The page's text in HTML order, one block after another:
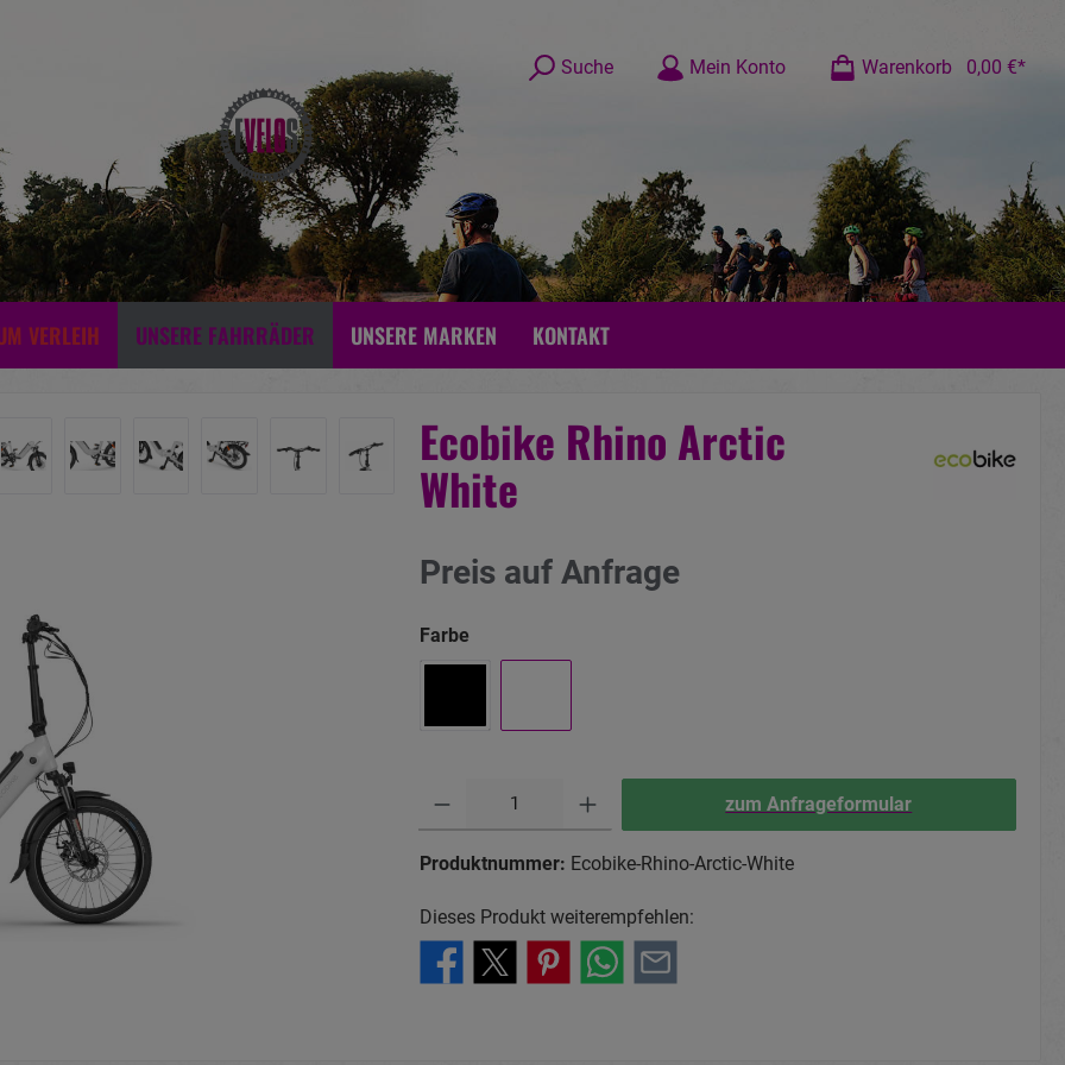
Suche
Mein Konto Warenkorb 0,00 €*
VERLEIH UNSERE FAHRRÄDER UNSERE MARKEN KONTAKT
Ecobike Rhino Arctic
White
Preis auf Anfrage
Farbe
zum Anfrageformular
Produktnummer: Ecobike-Rhino-Arctic-White
Dieses Produkt weiterempfehlen: